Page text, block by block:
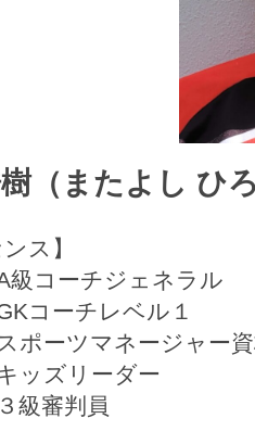
（またよし ひ
ス】
級コーチジェネラル
コーチレベル１
ポーツマネージャー
ッズリーダー
級審判員